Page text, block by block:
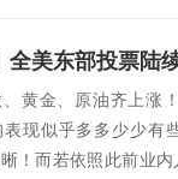
黄金、原油齐上涨
表现似乎多多少少有
！而若依照此前业